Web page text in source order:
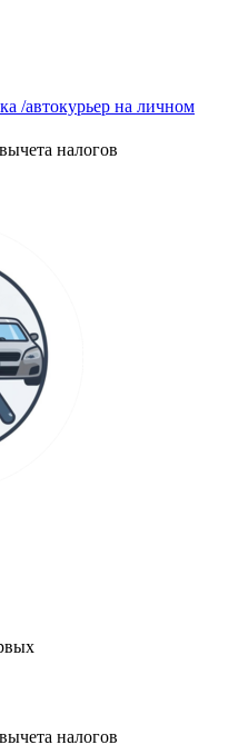
/автокурьер на личном
налогов
налогов